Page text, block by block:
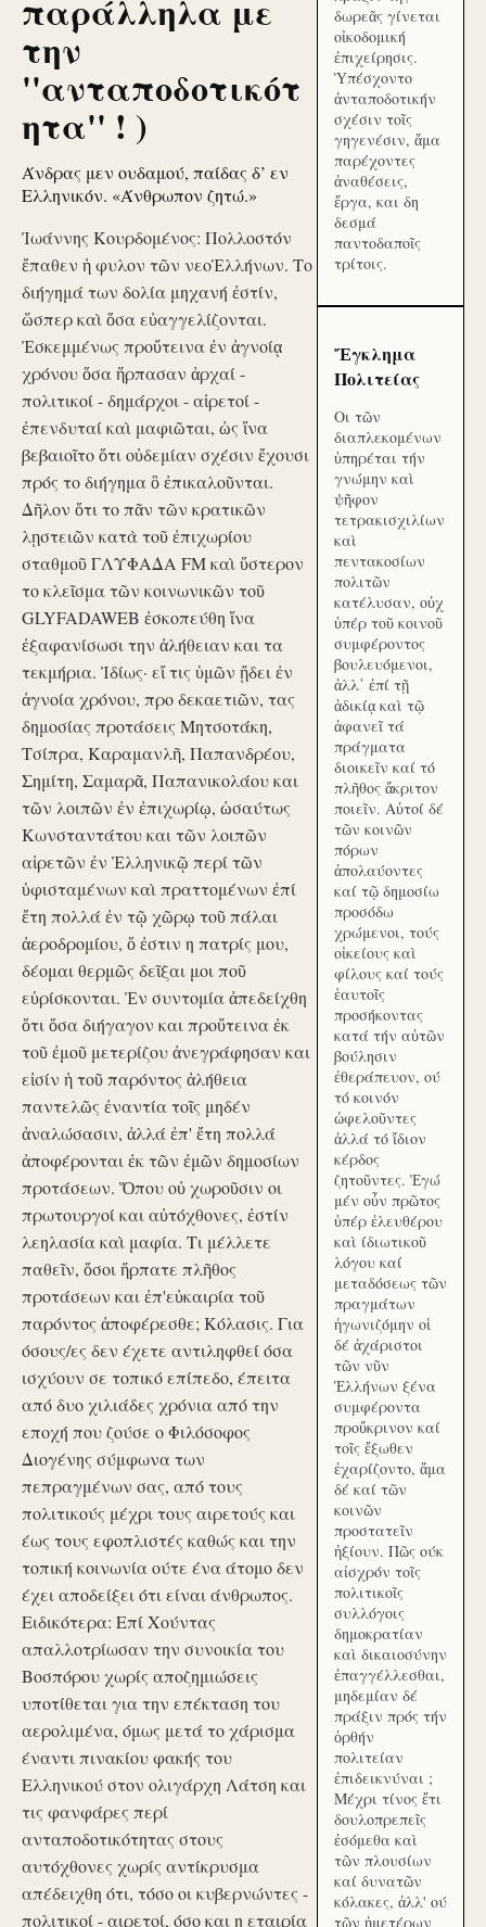
παράλληλα με
την
''ανταποδοτικότ
ητα'' ! )
Άνδρας μεν ουδαμού, παίδας δ’ εν
Ελληνικόν. «Άνθρωπον ζητώ.»
Ἰωάννης Κουρδομένος: Πολλοστόν
ἔπαθεν ἡ φυλον τῶν νεοἙλλήνων. Το
διήγημά των δολία μηχανή ἐστίν,
ὥσπερ καὶ ὅσα εὐαγγελίζονται.
Ἐσκεμμένως προὔτεινα ἐν ἀγνοίᾳ
χρόνου ὅσα ἥρπασαν ἀρχαί -
πολιτικοί - δημάρχοι - αἱρετοί -
ἐπενδυταί καὶ μαφιῶται, ὡς ἵνα
βεβαιοῖτο ὅτι οὐδεμίαν σχέσιν ἔχουσι
πρός το διήγημα ὃ ἐπικαλοῦνται.
Δῆλον ὅτι το πᾶν τῶν κρατικῶν
λῃστειῶν κατὰ τοῦ ἐπιχωρίου
σταθμοῦ ΓΛΥΦΑΔΑ FM καὶ ὕστερον
το κλεῖσμα τῶν κοινωνικῶν τοῦ
GLYFADAWEB ἐσκοπεύθη ἵνα
ἐξαφανίσωσι την ἀλήθειαν και τα
τεκμήρια. Ἰδίως· εἴ τις ὑμῶν ᾔδει ἐν
ἀγνοία χρόνου, προ δεκαετιῶν, τας
δημοσίας προτάσεις Μητσοτάκη,
Τσίπρα, Καραμανλῆ, Παπανδρέου,
Σημίτη, Σαμαρᾶ, Παπανικολάου και
τῶν λοιπῶν ἐν ἐπιχωρίῳ, ὡσαύτως
Κωνσταντάτου και τῶν λοιπῶν
αἱρετῶν ἐν Ἑλληνικῷ περί τῶν
ὑφισταμένων καὶ πραττομένων ἐπί
ἔτη πολλά ἐν τῷ χῶρῳ τοῦ πάλαι
ἀεροδρομίου, ὅ ἐστιν η πατρίς μου,
δέομαι θερμῶς δεῖξαι μοι ποῦ
εὑρίσκονται. Ἐν συντομία ἀπεδείχθη
ὅτι ὅσα διήγαγον και προὔτεινα ἐκ
τοῦ ἐμοῦ μετερίζου ἀνεγράφησαν και
εἰσίν ἡ τοῦ παρόντος ἀλήθεια
παντελῶς ἐναντία τοῖς μηδέν
ἀναλώσασιν, ἀλλά ἐπ' ἔτη πολλά
ἀποφέρονται ἐκ τῶν ἐμῶν δημοσίων
προτάσεων. Ὅπου οὐ χωροῦσιν οι
πρωτουργοί και αὐτόχθονες, ἐστίν
λεηλασία καὶ μαφία. Τι μέλλετε
παθεῖν, ὅσοι ἥρπατε πλῆθος
προτάσεων και ἐπ'εὐκαιρία τοῦ
παρόντος ἀποφέρεσθε; Κόλασις. Για
όσους/ες δεν έχετε αντιληφθεί όσα
ισχύουν σε τοπικό επίπεδο, έπειτα
από δυο χιλιάδες χρόνια από την
εποχή που ζούσε ο Φιλόσοφος
Διογένης σύμφωνα των
πεπραγμένων σας, από τους
πολιτικούς μέχρι τους αιρετούς και
έως τους εφοπλιστές καθώς και την
τοπική κοινωνία ούτε ένα άτομο δεν
έχει αποδείξει ότι είναι άνθρωπος.
Ειδικότερα: Επί Χούντας
απαλλοτρίωσαν την συνοικία του
Βοσπόρου χωρίς αποζημιώσεις
υποτίθεται για την επέκταση του
αερολιμένα, όμως μετά το χάρισμα
έναντι πινακίου φακής του
Ελληνικού στον ολιγάρχη Λάτση και
τις φανφάρες περί
ανταποδοτικότητας στους
αυτόχθονες χωρίς αντίκρυσμα
απέδειχθη ότι, τόσο οι κυβερνώντες -
πολιτικοί - αιρετοί, όσο και η εταιρία
δωρεᾶς γίνεται
οἰκοδομική
ἐπιχείρησις.
Ὑπέσχοντο
ἀνταποδοτικήν
σχέσιν τοῖς
γηγενέσιν, ἅμα
παρέχοντες
ἀναθέσεις,
ἔργα, και δη
δεσμά
παντοδαποῖς
τρίτοις.
Ἔγκλημα
Πολιτείας
Οι τῶν
διαπλεκομένων
ὑπηρέται τήν
γνώμην καὶ
ψῆφον
τετρακισχιλίων
καὶ
πεντακοσίων
πολιτῶν
κατέλυσαν, οὐχ
ὑπέρ τοῦ κοινοῦ
συμφέροντος
βουλευόμενοι,
ἀλλ᾽ ἐπί τῇ
ἀδικίᾳ καὶ τῷ
ἀφανεῖ τά
πράγματα
διοικεῖν καί τό
πλῆθος ἄκριτον
ποιεῖν. Αὐτοί δέ
τῶν κοινῶν
πόρων
ἀπολαύοντες
καί τῷ δημοσίω
προσόδω
χρώμενοι, τούς
οἰκείους καὶ
φίλους καί τούς
ἑαυτοῖς
προσήκοντας
κατά τήν αὑτῶν
βούλησιν
ἐθεράπευον, ού
τό κοινόν
ὠφελοῦντες
ἀλλά τό ἴδιον
κέρδος
ζητοῦντες. Ἐγώ
μέν οὖν πρῶτος
ὑπέρ ἐλευθέρου
καὶ ίδιωτικοῦ
λόγου καί
μεταδόσεως τῶν
πραγμάτων
ἠγωνιζόμην οἱ
δέ ἀχάριστοι
τῶν νῦν
Ἑλλήνων ξένα
συμφέροντα
προὔκρινον καί
τοῖς ἔξωθεν
ἐχαρίζοντο, ἅμα
δέ καί τῶν
κοινῶν
προστατεῖν
ἠξίουν. Πῶς ούκ
αἰσχρόν τοῖς
πολιτικοῖς
συλλόγοις
δημοκρατίαν
καὶ δικαιοσύνην
ἐπαγγέλλεσθαι,
μηδεμίαν δέ
πράξιν πρός τήν
ὀρθήν
πολιτείαν
ἐπιδεικνύναι ;
Μέχρι τίνος ἔτι
δουλοπρεπεῖς
ἐσόμεθα καὶ
τῶν πλουσίων
καί δυνατῶν
κόλακες, ἀλλ' ού
τῶν ἡμετέρων